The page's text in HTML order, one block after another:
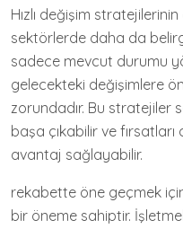
Hızlı değişim
sektörlerde daha da
sadece mevcut durumu
gelecekteki değişimlere
zorundadır. Bu stratejiler
başa çıkabilir ve
avantaj sağlayabilir.
rekabette öne geçmek
bir öneme sahiptir.